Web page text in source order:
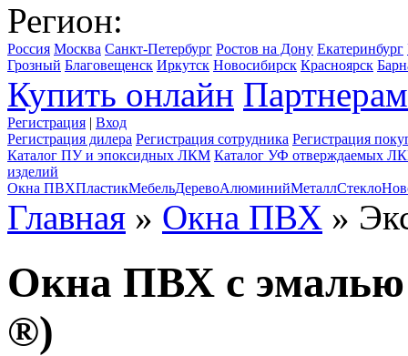
Регион:
Россия Москва Санкт-Петербург Ростов на Дону Екатеринбург
Грозный Благовещенск Иркутск Новосибирск Красноярск
Купить онлайн Партнерам
Регистрация | Вход
Регистрация дилера Регистрация сотрудника Регистрация
Каталог ПУ и эпоксидных ЛКМ Каталог УФ отверждаемых
изделий
Окна ПВХПластикМебельДеревоАлюминийМеталлСтекло
Главная » Окна ПВХ »
Окна ПВХ с
®)